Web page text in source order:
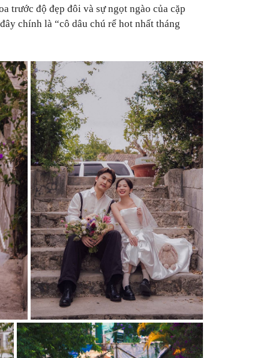
trước độ đẹp đôi và sự ngọt ngào của cặp
chính là “cô dâu chú rể hot nhất tháng